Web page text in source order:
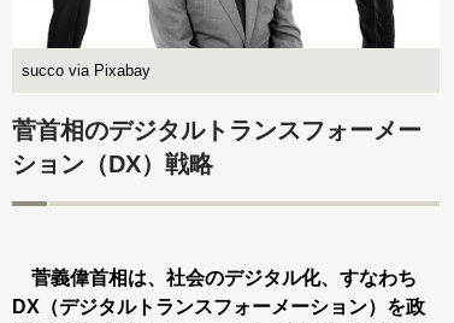
succo via Pixabay
菅首相のデジタルトランスフォーメー
ション（DX）戦略
菅義偉首相は、社会のデジタル化、すなわち
DX（デジタルトランスフォーメーション）を政